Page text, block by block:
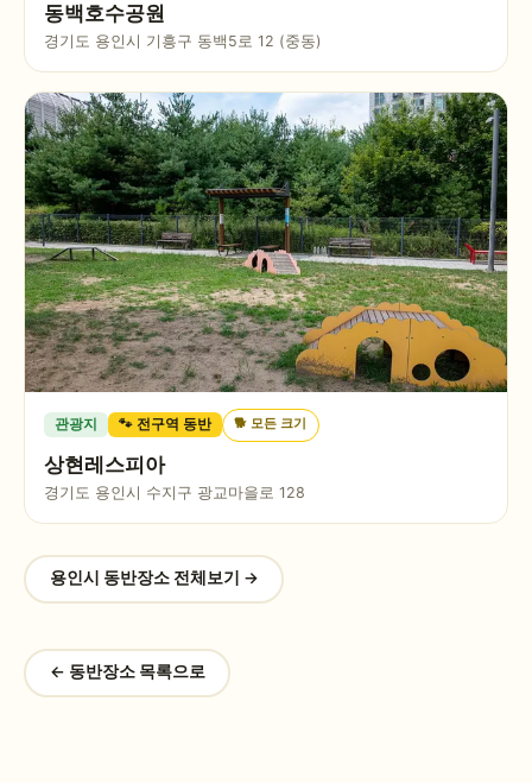
동백호수공원
경기도 용인시 기흥구 동백5로 12 (중동)
관광지 🐾 전구역 동반 🐕모든 크기
상현레스피아
경기도 용인시 수지구 광교마을로 128
용인시 동반장소 전체보기 →
← 동반장소 목록으로